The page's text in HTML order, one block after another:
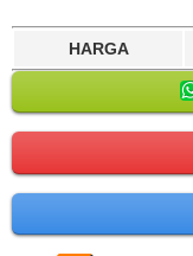
HARGA